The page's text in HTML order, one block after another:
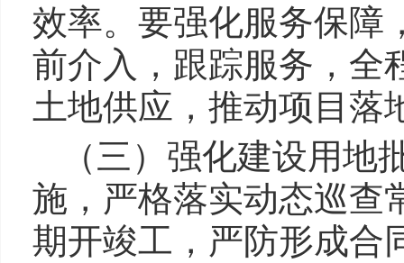
效率。要强化服务保障
前介入，跟踪服务，全
土地供应，推动项目落
（三）强化建设用
施，严格落实动态巡查
期开竣工，严防形成合